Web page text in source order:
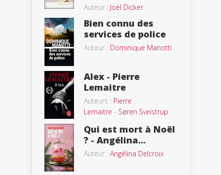
Auteur : Joël Dicker
Bien connu des
services de police
Auteur : Dominique Manotti
Alex - Pierre
Lemaitre
Auteurs : Pierre
Lemaitre - Søren Sveistrup
Qui est mort à Noël
? - Angélina...
Auteur : Angélina Delcroix